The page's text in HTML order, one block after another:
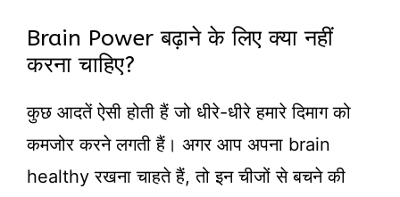
Brain Power बढ़ाने के लिए क्या नहीं
करना चाहिए?
कुछ आदतें ऐसी होती हैं जो धीरे-धीरे हमारे दिमाग को
कमजोर करने लगती हैं। अगर आप अपना brain
healthy रखना चाहते हैं, तो इन चीजों से बचने की